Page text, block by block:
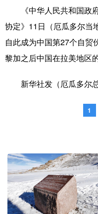
文化产业
地方频道
北京 天津
吉林
广东 广西
四川 贵州
陕西 甘肃
《中华人民共和国政府
协定》11日（厄瓜多尔当
自此成为中国第27个自贸
黎加之后中国在拉美地区
新华社发（厄瓜多尔总
1